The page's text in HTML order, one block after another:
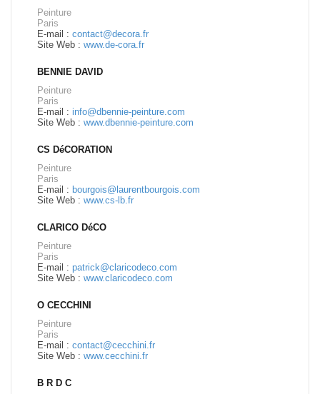
Peinture
Paris
E-mail : contact@decora.fr
Site Web : www.de-cora.fr
BENNIE DAVID
Peinture
Paris
E-mail : info@dbennie-peinture.com
Site Web : www.dbennie-peinture.com
CS DéCORATION
Peinture
Paris
E-mail : bourgois@laurentbourgois.com
Site Web : www.cs-lb.fr
CLARICO DéCO
Peinture
Paris
E-mail : patrick@claricodeco.com
Site Web : www.claricodeco.com
O CECCHINI
Peinture
Paris
E-mail : contact@cecchini.fr
Site Web : www.cecchini.fr
B R D C